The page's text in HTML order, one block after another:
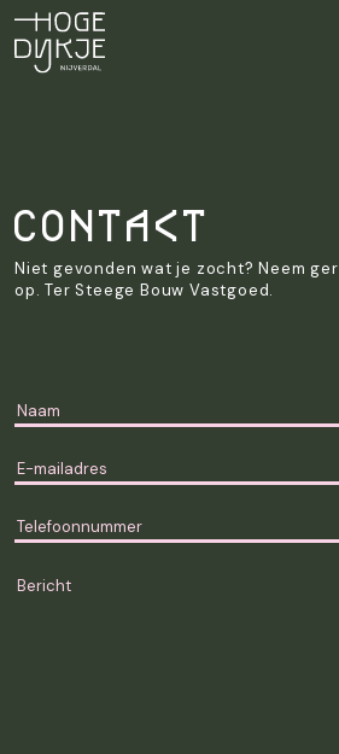
Contact
Niet gevonden wat je zocht? Neem
op. Ter Steege Bouw Vastgoed.